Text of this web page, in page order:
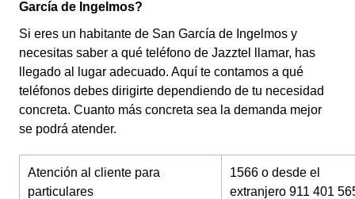
García de Ingelmos?
Si eres un habitante de San García de Ingelmos y
necesitas saber a qué teléfono de Jazztel llamar, has
llegado al lugar adecuado. Aquí te contamos a qué
teléfonos debes dirigirte dependiendo de tu necesidad
concreta. Cuanto más concreta sea la demanda mejor
se podrá atender.
Atención al cliente para
particulares
1566 o desde el
extranjero 911 401